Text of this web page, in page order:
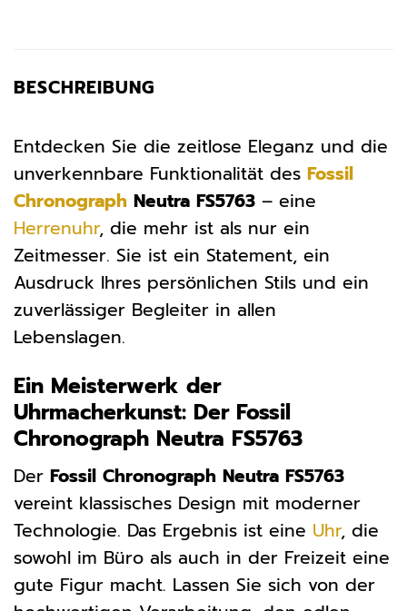
BESCHREIBUNG
Entdecken Sie die zeitlose Eleganz und die
unverkennbare Funktionalität des Fossil
Chronograph Neutra FS5763 – eine
Herrenuhr, die mehr ist als nur ein
Zeitmesser. Sie ist ein Statement, ein
Ausdruck Ihres persönlichen Stils und ein
zuverlässiger Begleiter in allen
Lebenslagen.
Ein Meisterwerk der
Uhrmacherkunst: Der Fossil
Chronograph Neutra FS5763
Der Fossil Chronograph Neutra FS5763
vereint klassisches Design mit moderner
Technologie. Das Ergebnis ist eine Uhr, die
sowohl im Büro als auch in der Freizeit eine
gute Figur macht. Lassen Sie sich von der